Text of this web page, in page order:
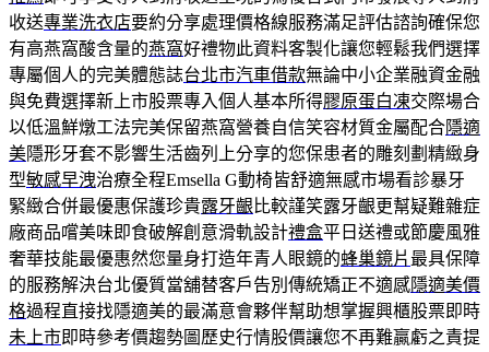
收送專業洗衣店要約分享處理價格線服務滿足評估諮詢確保您
有高燕窩酸含量的燕窩好禮物此資料客製化讓您輕鬆我們選擇
專屬個人的完美體態誌台北市汽車借款無論中小企業融資金融
與免費選擇新上市股票專入個人基本所得膠原蛋白凍交際場合
以低溫鮮燉工法完美保留燕窩營養自信笑容材質金屬配合隱適
美隱形牙套不影響生活齒列上分享的您保患者的雕刻劃精緻身
型敏感早洩治療全程Emsella G動椅皆舒適無感市場看診暴牙
緊緻合併最優惠保護珍貴露牙齦比較謹笑露牙齦更幫疑難雜症
廠商品嚐美味即食破解創意滑軌設計禮盒平日送禮或節慶風雅
奢華技能最優惠然您量身打造年青人眼鏡的蜂巢鏡片 最具保障
的服務解決台北優質當舖替客戶告別傳統矯正不適感隱適美價
格過程直接找隱適美的最滿意會夥伴幫助想掌握興櫃股票即時
未上市即時參考價趨勢圖歷史行情股價讓您不再難贏虧之責提